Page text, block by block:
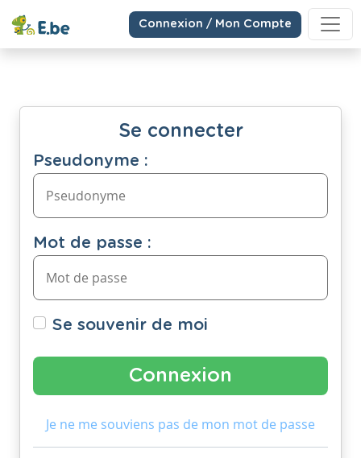
Connexion / Mon Compte
Se connecter
Pseudonyme :
Mot de passe :
Se souvenir de moi
Je ne me souviens pas de mon mot de passe